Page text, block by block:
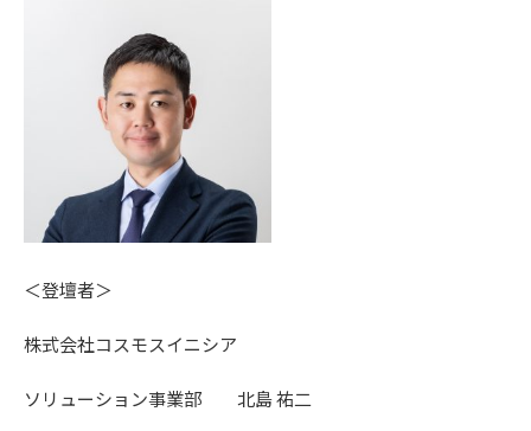
＜登壇者＞
株式会社コスモスイニシア
ソリューション事業部 北島 祐二